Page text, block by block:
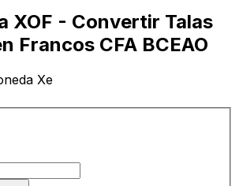
XOF - Convertir Talas
Francos CFA BCEAO
Xe